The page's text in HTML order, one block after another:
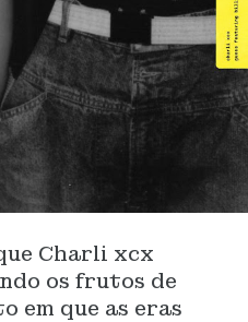
Charli xcx
os frutos de
em que as eras